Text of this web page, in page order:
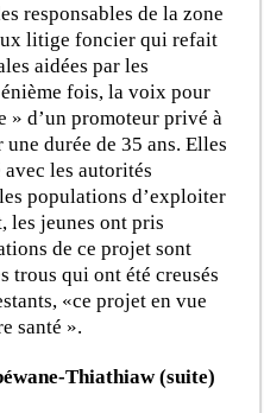
responsables de la zone
litige foncier qui refait
aidées par les
fois, la voix pour
» d’un promoteur privé à
durée de 35 ans. Elles
les autorités
populations d’exploiter
les jeunes ont pris
de ce projet sont
trous qui ont été creusés
«ce projet en vue
santé ».
Thiathiaw (suite)